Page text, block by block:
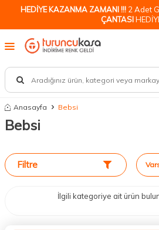
HEDİYE KAZANMA ZAMANI !!! 2 Adet
ÇANTASI
Anasayfa Bebsi
Bebsi
Filtre
İlgili kategoriye ait ürün